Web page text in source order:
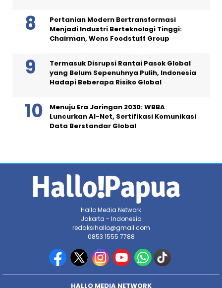
Pertanian Modern Bertransformasi
Menjadi Industri Berteknologi Tinggi:
Chairman, Wens Foodstuff Group
Termasuk Disrupsi Rantai Pasok Global
yang Belum Sepenuhnya Pulih, Indonesia
Hadapi Beberapa Risiko Global
Menuju Era Jaringan 2030: WBBA
Luncurkan AI-Net, Sertifikasi Komunikasi
Data Berstandar Global
Hallo Media Network
Jakarta - Indonesia
redaksihallo@gmail.com
0853 1555 7788
HALLO MEDIA NETWORK